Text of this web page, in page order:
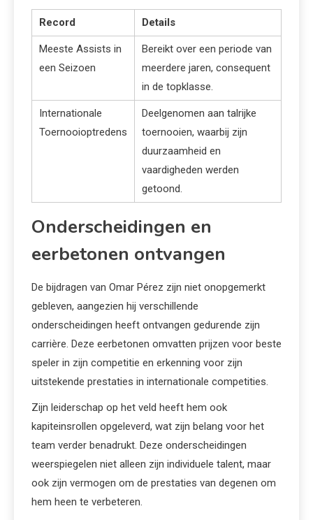
Record Details
Meeste Assists in
een Seizoen
Bereikt over een periode van
meerdere jaren, consequent
in de topklasse.
Internationale
Toernooioptredens
Deelgenomen aan talrijke
toernooien, waarbij zijn
duurzaamheid en
vaardigheden werden
getoond.
Onderscheidingen en
eerbetonen ontvangen
De bijdragen van Omar Pérez zijn niet onopgemerkt
gebleven, aangezien hij verschillende
onderscheidingen heeft ontvangen gedurende zijn
carrière. Deze eerbetonen omvatten prijzen voor beste
speler in zijn competitie en erkenning voor zijn
uitstekende prestaties in internationale competities.
Zijn leiderschap op het veld heeft hem ook
kapiteinsrollen opgeleverd, wat zijn belang voor het
team verder benadrukt. Deze onderscheidingen
weerspiegelen niet alleen zijn individuele talent, maar
ook zijn vermogen om de prestaties van degenen om
hem heen te verbeteren.